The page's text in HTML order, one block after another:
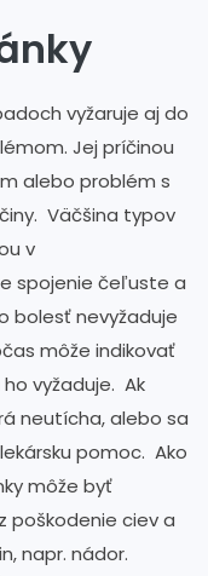
vyžaruje aj do
Jej príčinou
alebo problém s
Väčšina typov
v
spojenie čeľuste a
bolesť nevyžaduje
môže indikovať
vyžaduje. Ak
neutícha, alebo sa
pomoc. Ako
môže byť
poškodenie ciev a
napr. nádor.